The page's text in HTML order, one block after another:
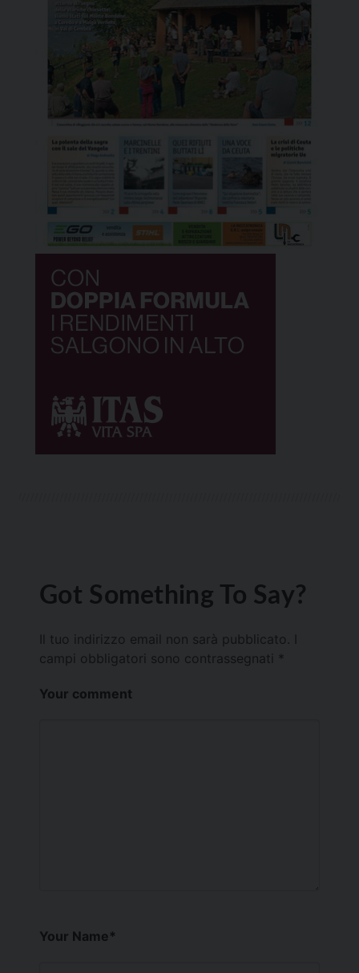
Got Something To Say?
Il tuo indirizzo email non sarà pubblicato.
campi obbligatori sono contrassegnati *
Your comment
Your Name*